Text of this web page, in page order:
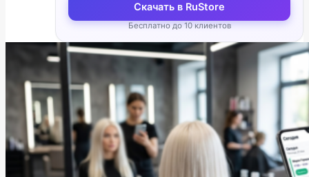
Скачать в RuStore
Бесплатно до 10 клиентов